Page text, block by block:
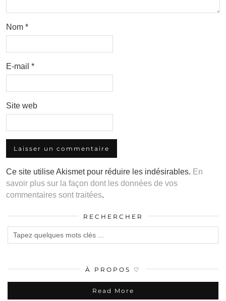
Nom *
E-mail *
Site web
Ce site utilise Akismet pour réduire les indésirables. En
savoir plus sur la façon dont les données de vos
commentaires sont traitées.
RECHERCHER
À PROPOS ♡
Read More